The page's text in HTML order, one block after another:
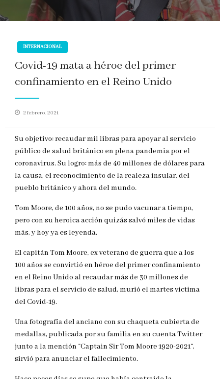
INTERNACIONAL
Covid-19 mata a héroe del primer
confinamiento en el Reino Unido
Publicado
2 febrero, 2021
Su objetivo: recaudar mil libras para apoyar al servicio
público de salud británico en plena pandemia por el
coronavirus. Su logro: más de 40 millones de dólares para
la causa, el reconocimiento de la realeza insular, del
pueblo británico y ahora del mundo.
Tom Moore, de 100 años, no se pudo vacunar a tiempo,
pero con su heroica acción quizás salvó miles de vidas
más, y hoy ya es leyenda.
El capitán Tom Moore, ex veterano de guerra que a los
100 años se convirtió en héroe del primer confinamiento
en el Reino Unido al recaudar más de 30 millones de
libras para el servicio de salud, murió el martes víctima
del Covid-19.
Una fotografía del anciano con su chaqueta cubierta de
medallas, publicada por su familia en su cuenta Twitter
junto a la mención “Captain Sir Tom Moore 1920-2021“,
sirvió para anunciar el fallecimiento.